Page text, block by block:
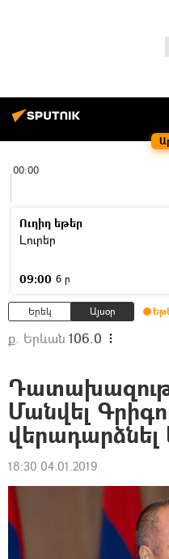
00:00
Ուղիղ եթեր
Լուրեր
09:00 6 ր
Երեկ Այսօր
ք. Երևան 106.0
Մանվել
18:30 04.01.2019